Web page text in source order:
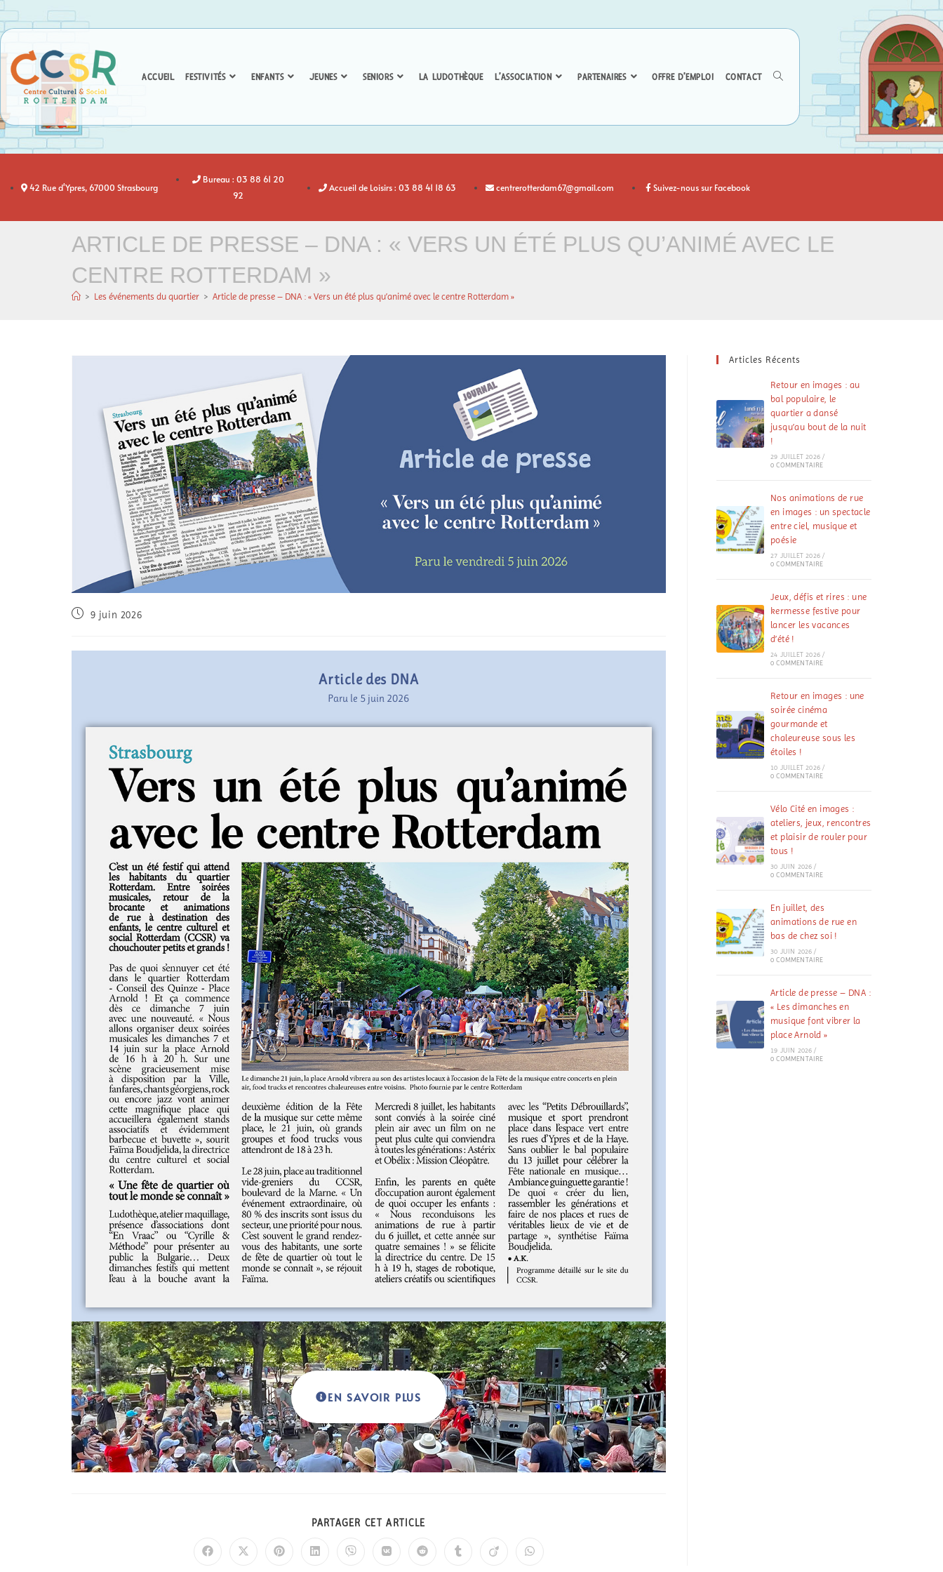
ACCUEIL FESTIVITÉS ENFANTS JEUNES SENIORS LA LUDOTHÈQUE L’ASSOCIATION PARTENAIRES OFFRE D’EMPLOI CONTACT
42 Rue d'Ypres, 67000 Strasbourg
Bureau : 03 88 61 20
92
Accueil de Loisirs : 03 88 41 18 63 centrerotterdam67@gmail.com Suivez-nous sur Facebook
ARTICLE DE PRESSE – DNA : « VERS UN ÉTÉ PLUS QU’ANIMÉ AVEC LE
CENTRE ROTTERDAM »
> Les événements du quartier > Article de presse – DNA : « Vers un été plus qu’animé avec le centre Rotterdam »
9 juin 2026
Article des DNA
Paru le 5 juin 2026
EN SAVOIR PLUS
PARTAGER CET ARTICLE
Articles Récents
Retour en images : au
bal populaire, le
quartier a dansé
jusqu’au bout de la nuit
!
29 JUILLET 2026 /
0 COMMENTAIRE
Nos animations de rue
en images : un spectacle
entre ciel, musique et
poésie
27 JUILLET 2026 /
0 COMMENTAIRE
Jeux, défis et rires : une
kermesse festive pour
lancer les vacances
d’été !
24 JUILLET 2026 /
0 COMMENTAIRE
Retour en images : une
soirée cinéma
gourmande et
chaleureuse sous les
étoiles !
10 JUILLET 2026 /
0 COMMENTAIRE
Vélo Cité en images :
ateliers, jeux, rencontres
et plaisir de rouler pour
tous !
30 JUIN 2026 /
0 COMMENTAIRE
En juillet, des
animations de rue en
bas de chez soi !
30 JUIN 2026 /
0 COMMENTAIRE
Article de presse – DNA :
« Les dimanches en
musique font vibrer la
place Arnold »
19 JUIN 2026 /
0 COMMENTAIRE